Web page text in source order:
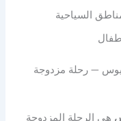
السياحية
— رحلة مزدوجة
هي الرحلة المزدوجة